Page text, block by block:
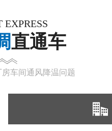
EXPRESS
直通车
车间通风降温问题